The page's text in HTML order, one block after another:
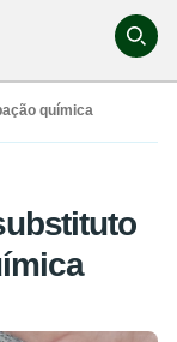
química